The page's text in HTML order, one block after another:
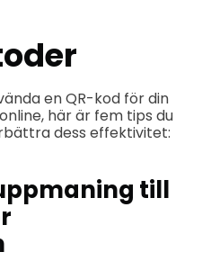
en QR-kod för din
här är fem tips du
dess effektivitet:
till